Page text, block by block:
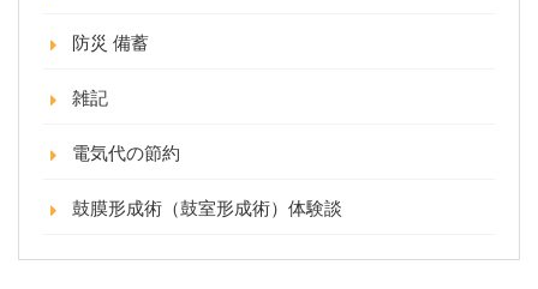
防災 備蓄
雑記
電気代の節約
鼓膜形成術（鼓室形成術）体験談